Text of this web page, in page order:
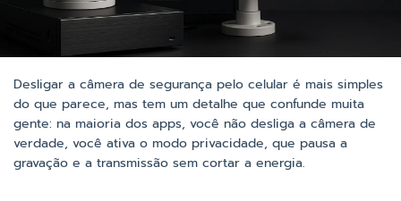
Desligar a câmera de segurança pelo celular é mais simples
do que parece, mas tem um detalhe que confunde muita
gente: na maioria dos apps, você não desliga a câmera de
verdade, você ativa o modo privacidade, que pausa a
gravação e a transmissão sem cortar a energia.